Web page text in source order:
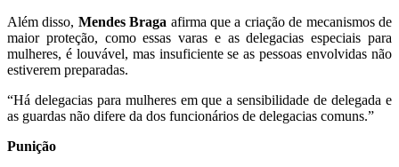
Além disso, Mendes Braga afirma que a criação de mecanismos de
maior proteção, como essas varas e as delegacias especiais para
mulheres, é louvável, mas insuficiente se as pessoas envolvidas não
estiverem preparadas.
“Há delegacias para mulheres em que a sensibilidade de delegada e
as guardas não difere da dos funcionários de delegacias comuns.”
Punição